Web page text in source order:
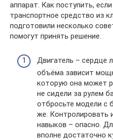
аппарат. Как поступить,
транспортное средство из
подготовили несколько
помогут принять решение.
Двигатель – сердце
объёма зависит
которую она может
не сидели за рулем
отбросьте модели с
же. Контролировать
навыков – опасно.
вполне достаточно